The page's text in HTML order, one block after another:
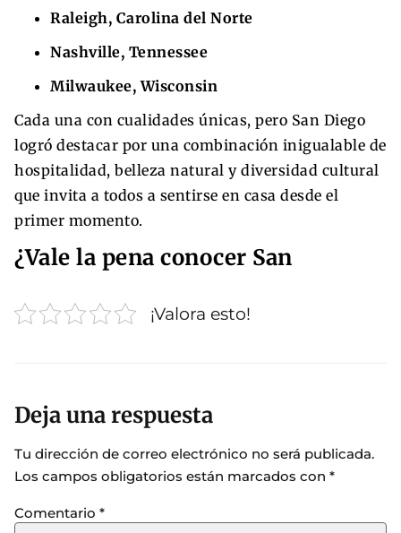
Raleigh, Carolina del Norte
Nashville, Tennessee
Milwaukee, Wisconsin
Cada una con cualidades únicas, pero San Diego
logró destacar por una combinación inigualable de
hospitalidad, belleza natural y diversidad cultural
que invita a todos a sentirse en casa desde el
primer momento.
¿Vale la pena conocer San
¡Valora esto!
Deja una respuesta
Tu dirección de correo electrónico no será publicada.
Los campos obligatorios están marcados con *
Comentario *